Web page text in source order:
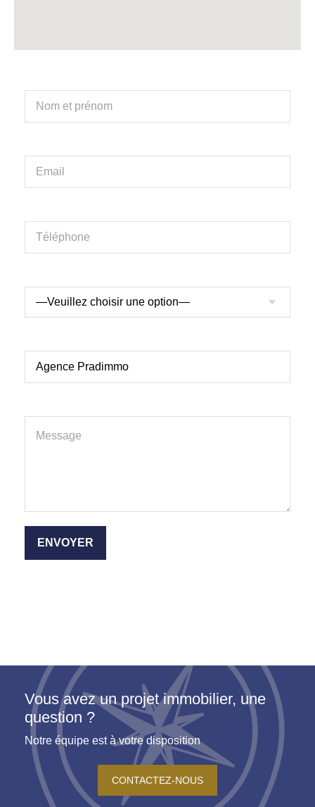
Vous avez un projet immobilier, une
question ?
Notre équipe est à votre disposition
CONTACTEZ-NOUS